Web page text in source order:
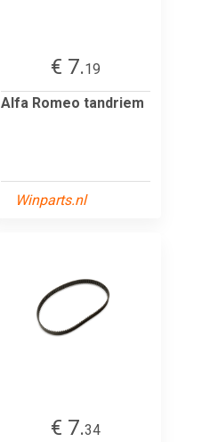
€ 7.19
Alfa Romeo tandriem
Winparts.nl
€ 7.34